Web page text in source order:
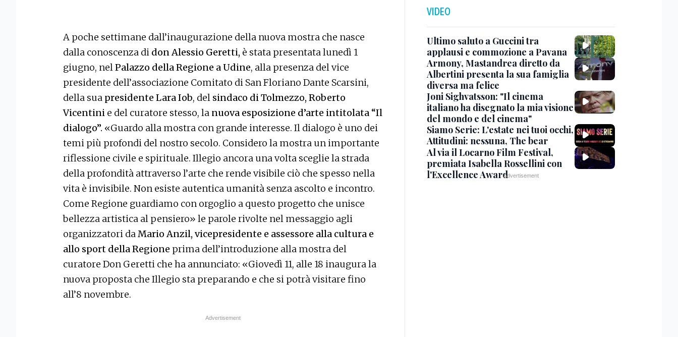
A poche settimane dall’inaugurazione della nuova mostra che nasce
dalla conoscenza di don Alessio Geretti, è stata presentata lunedì 1
giugno, nelPalazzo della Regione a Udine, alla presenza del vice
presidente dell’associazione Comitato di San Floriano Dante Scarsini,
della sua presidente Lara Iob, del sindaco di Tolmezzo, Roberto
Vicentini e del curatore stesso, la nuova esposizione d’arte intitolata “Il
dialogo”. «Guardo alla mostra con grande interesse. Il dialogo è uno dei
temi più profondi del nostro secolo. Considero la mostra un importante
riflessione civile e spirituale. Illegio ancora una volta sceglie la strada
della profondità attraverso l’arte che rende visibile ciò che spesso nella
vita è invisibile. Non esiste autentica umanità senza ascolto e incontro.
Come Regione guardiamo con orgoglio a questo progetto che unisce
bellezza artistica al pensiero» le parole rivolte nel messaggio agli
organizzatori daMario Anzil, vicepresidente e assessore alla cultura e
allo sport della Regione prima dell’introduzione alla mostra del
curatore Don Geretti che ha annunciato: «Giovedì 11, alle 18 inaugura la
nuova proposta che Illegio sta preparando e che si potrà visitare fino
all’8 novembre.
VIDEO
Ultimo saluto a Guccini tra
applausi e commozione a Pavana
Armony, Mastandrea diretto da
Albertini presenta la sua famiglia
diversa ma felice
Joni Sighvatsson: "Il cinema
italiano ha disegnato la mia visione
del mondo e del cinema"
Siamo Serie: L'estate nei tuoi occhi,
Attitudini: nessuna, The bear
Al via il Locarno Film Festival,
premiata Isabella Rossellini con
l'Excellence Award